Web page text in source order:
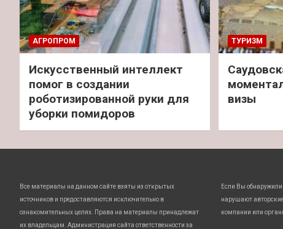
АГРОПРОМ
Искусственный интеллект
помог в создании
роботизированной руки для
уборки помидоров
ТУРИЗМ
визы
Все материалы на данном сайте взяты из открытых
источников и предоставляются исключительно в
ознакомительных целях. Права на материалы принадлежат
их владельцам. Администрация сайта ответственности за
Если Вы
нарушают
компании или